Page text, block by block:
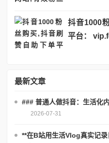
抖音1000
平台：
最新文章
### 普通人做抖音：生活
2026-07-31
**在B站用生活Vlog真实记